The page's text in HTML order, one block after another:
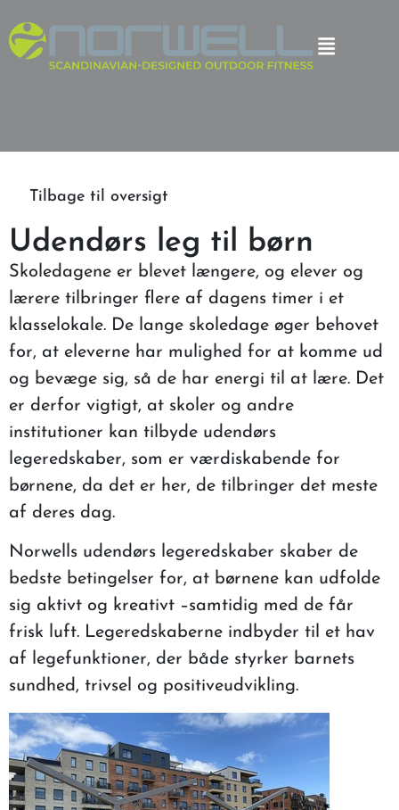
Tilbage til oversigt
Udendørs leg til børn
Skoledagene er blevet længere, og elever og
lærere tilbringer flere af dagens timer i et
klasselokale. De lange skoledage øger behovet
for, at eleverne har mulighed for at komme ud
og bevæge sig, så de har energi til at lære. Det
er derfor vigtigt, at skoler og andre
institutioner kan tilbyde udendørs
legeredskaber, som er værdiskabende for
børnene, da det er her, de tilbringer det meste
af deres dag.
Norwells udendørs legeredskaber skaber de
bedste betingelser for, at børnene kan udfolde
sig aktivt og kreativt –samtidig med de får
frisk luft. Legeredskaberne indbyder til et hav
af legefunktioner, der både styrker barnets
sundhed, trivsel og positiveudvikling.